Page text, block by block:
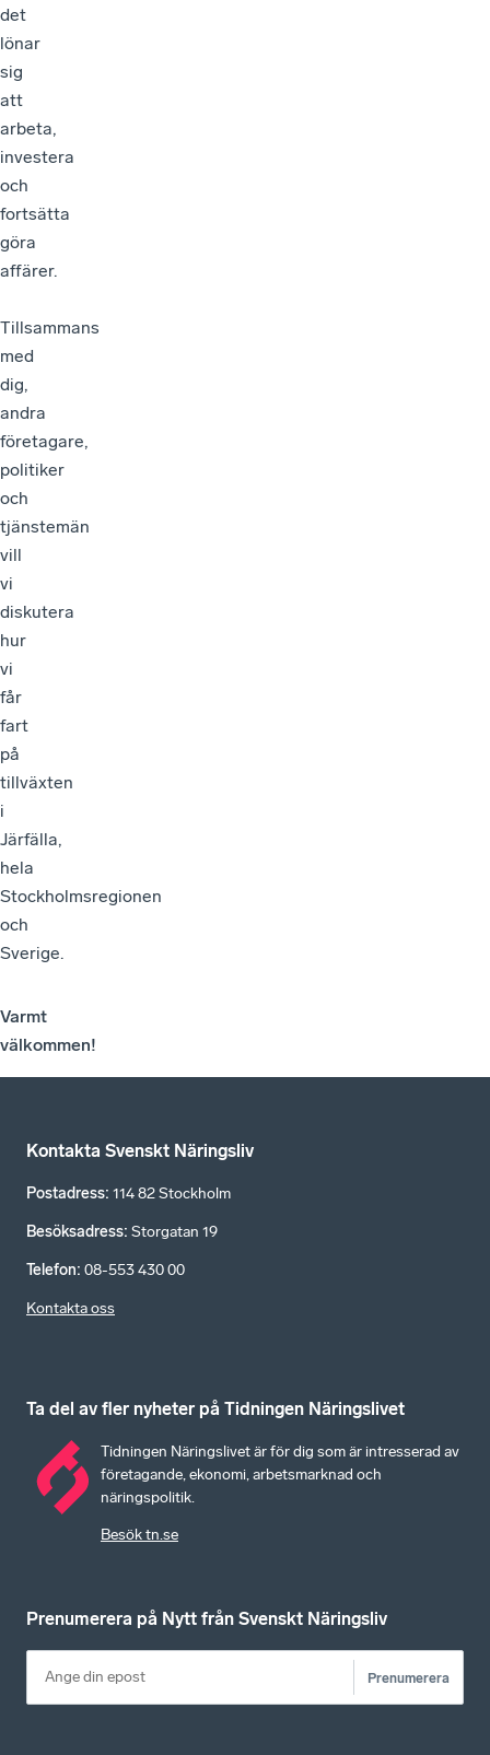
det
lönar
sig
att
arbeta,
investera
och
fortsätta
göra
affärer.
Tillsammans
med
dig,
andra
företagare,
politiker
och
tjänstemän
vill
vi
diskutera
hur
vi
får
fart
på
tillväxten
i
Järfälla,
hela
Stockholmsregionen
och
Sverige.
Varmt
välkommen!
Kontakta Svenskt Näringsliv
Postadress: 114 82 Stockholm
Besöksadress: Storgatan 19
Telefon: 08-553 430 00
Kontakta oss
Ta del av fler nyheter på Tidningen Näringslivet
Tidningen Näringslivet är för dig som är intresserad av
företagande, ekonomi, arbetsmarknad och
näringspolitik.
Besök tn.se
Prenumerera på Nytt från Svenskt Näringsliv
Prenumerera